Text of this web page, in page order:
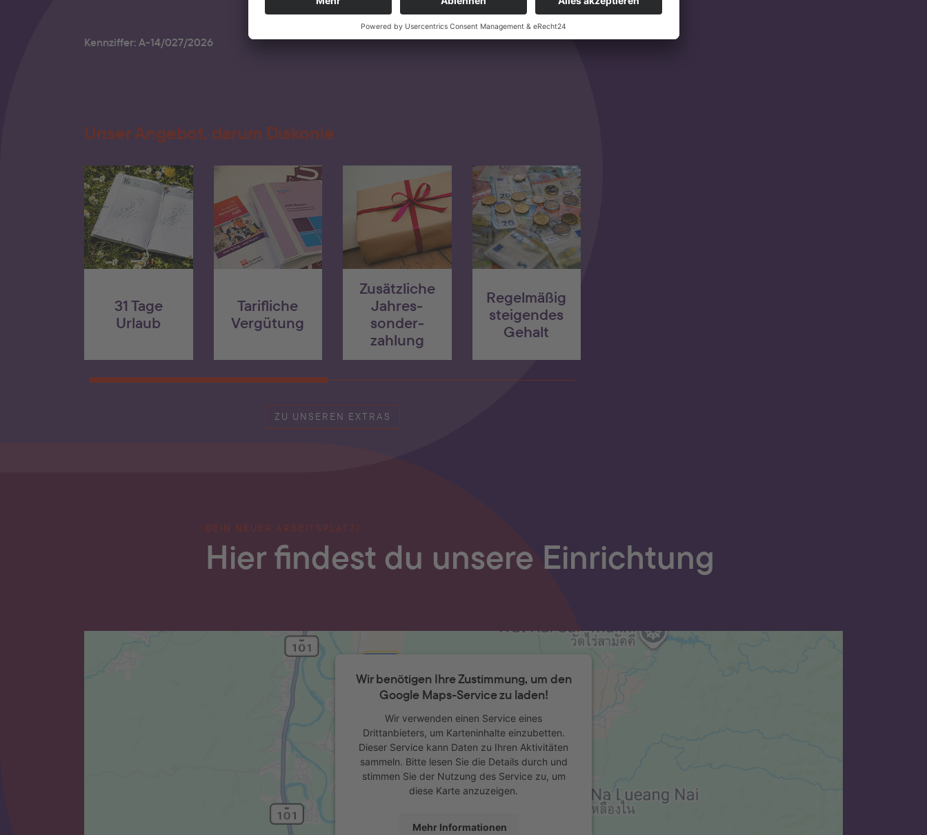
Kennziffer: A-14/027/2026
Unser Angebot, darum Diakonie
31 Tage
Urlaub
Tarifliche
Vergütung
Zusätzliche
Jahres­
sonder­
zahlung
Regelmäßig
steigendes
Gehalt
ZU UNSEREN EXTRAS
DEIN NEUER ARBEITSPLATZ!
Hier findest du unsere Einrichtung
Wir benötigen Ihre Zustimmung, um den
Google Maps-Service zu laden!
Wir verwenden einen Service eines
Drittanbieters, um Karteninhalte einzubetten.
Dieser Service kann Daten zu Ihren Aktivitäten
sammeln. Bitte lesen Sie die Details durch und
stimmen Sie der Nutzung des Service zu, um
diese Karte anzuzeigen.
Mehr Informationen